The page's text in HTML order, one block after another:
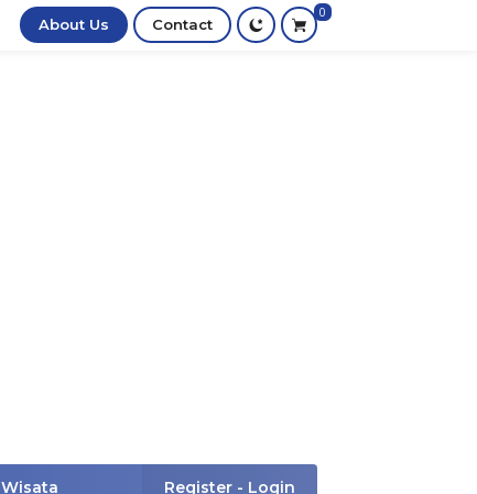
About Us Contact
0
Wisata Register - Login